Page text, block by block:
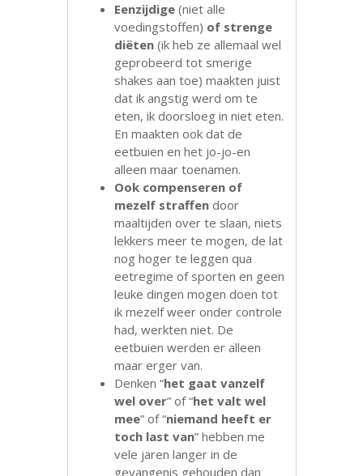
Eenzijdige(niet alle
voedingstoffen) of strenge
diëten (ik heb ze allemaal wel
geprobeerd tot smerige
shakes aan toe) maakten juist
dat ik angstig werd om te
eten, ik doorsloeg in niet eten.
En maakten ook dat de
eetbuien en het jo-jo-en
alleen maar toenamen.
Ook compenseren of
mezelf straffendoor
maaltijden over te slaan, niets
lekkers meer te mogen, de lat
nog hoger te leggen qua
eetregime of sporten en geen
leuke dingen mogen doen tot
ik mezelf weer onder controle
had, werkten niet. De
eetbuien werden er alleen
maar erger van.
Denken “het gaat vanzelf
wel over” of “het valt wel
mee” of “niemand heeft er
toch last van” hebben me
vele jaren langer in de
gevangenis gehouden dan